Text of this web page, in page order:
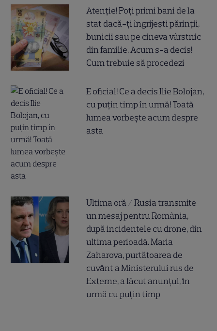
Atenție! Poți primi bani de la
stat dacă-ți îngrijești părinții,
bunicii sau pe cineva vârstnic
din familie. Acum s-a decis!
Cum trebuie să procedezi
E oficial! Ce a decis Ilie Bolojan,
cu puțin timp în urmă! Toată
lumea vorbește acum despre
asta
Ultima oră / Rusia transmite
un mesaj pentru România,
după incidentele cu drone, din
ultima perioadă. Maria
Zaharova, purtătoarea de
cuvânt a Ministerului rus de
Externe, a făcut anunțul, în
urmă cu puțin timp